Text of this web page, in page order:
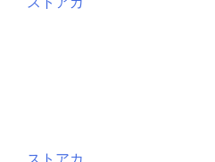
ストアカ